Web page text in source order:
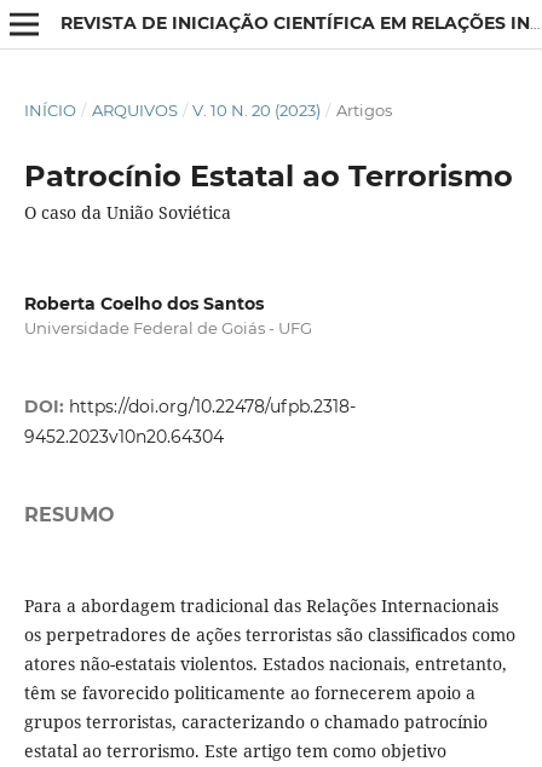
REVISTA DE INICIAÇÃO CIENTÍFICA EM RELAÇÕES INTERNACIONAIS
INÍCIO / ARQUIVOS / V. 10 N. 20 (2023) / Artigos
Patrocínio Estatal ao Terrorismo
O caso da União Soviética
Roberta Coelho dos Santos
Universidade Federal de Goiás - UFG
DOI: https://doi.org/10.22478/ufpb.2318-
9452.2023v10n20.64304
RESUMO
Para a abordagem tradicional das Relações Internacionais
os perpetradores de ações terroristas são classificados como
atores não-estatais violentos. Estados nacionais, entretanto,
têm se favorecido politicamente ao fornecerem apoio a
grupos terroristas, caracterizando o chamado patrocínio
estatal ao terrorismo. Este artigo tem como objetivo